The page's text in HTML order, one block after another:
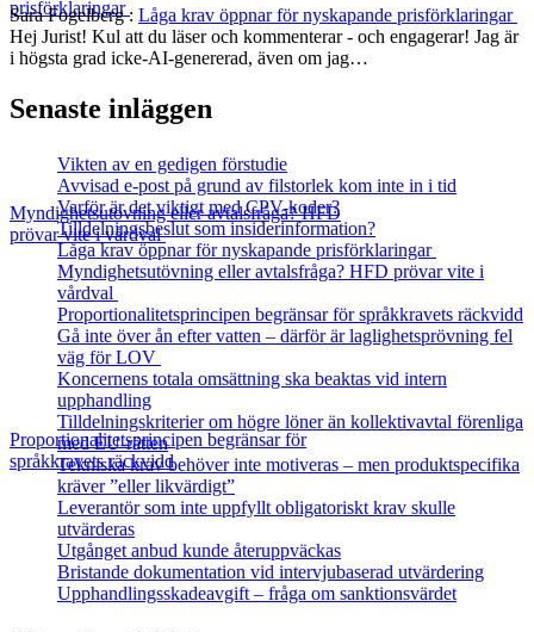
prisförklaringar
Myndighetsutövning eller avtalsfråga? HFD
prövar vite i vårdval
Proportionalitetsprincipen begränsar för
språkkravets räckvidd
Sara Fogelberg: Låga krav öppnar för nyskapande prisförklaringar
Hej Jurist! Kul att du läser och kommenterar - och engagerar! Jag är
i högsta grad icke-AI-genererad, även om jag…
Senaste inläggen
Vikten av en gedigen förstudie
Avvisad e-post på grund av filstorlek kom inte in i tid
Varför är det viktigt med CPV-koder?
Tilldelningsbeslut som insiderinformation?
Låga krav öppnar för nyskapande prisförklaringar
Myndighetsutövning eller avtalsfråga? HFD prövar vite i
vårdval
Proportionalitetsprincipen begränsar för språkkravets räckvidd
Gå inte över ån efter vatten – därför är laglighetsprövning fel
väg för LOV
Koncernens totala omsättning ska beaktas vid intern
upphandling
Tilldelningskriterier om högre löner än kollektivavtal förenliga
med EU‑rätten
Tekniska krav behöver inte motiveras – men produktspecifika
kräver ”eller likvärdigt”
Leverantör som inte uppfyllt obligatoriskt krav skulle
utvärderas
Utgånget anbud kunde återuppväckas
Bristande dokumentation vid intervjubaserad utvärdering
Upphandlingsskadeavgift – fråga om sanktionsvärdet